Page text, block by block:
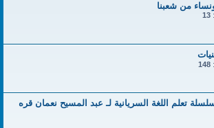
من شعبنا
13
148
تعلم اللغة السريانية لـ عبد المسيح نعمان قره